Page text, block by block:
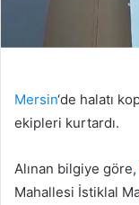
Mersin‘de halatı
ekipleri kurtardı.
Alınan bilgiye göre,
Mahallesi İstiklal